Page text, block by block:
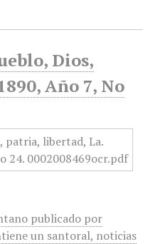
Dios,
Año 7, No
publicado por
un santoral, noticias